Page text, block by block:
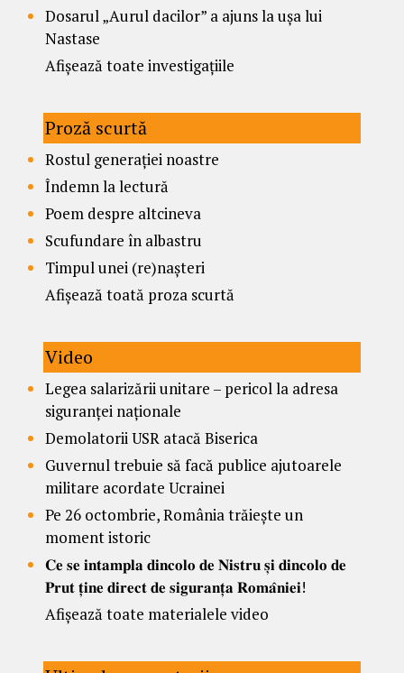
Dosarul „Aurul dacilor” a ajuns la ușa lui
Nastase
Afișează toate investigațiile
Proză scurtă
Rostul generației noastre
Îndemn la lectură
Poem despre altcineva
Scufundare în albastru
Timpul unei (re)nașteri
Afișează toată proza scurtă
Video
Legea salarizării unitare – pericol la adresa
siguranței naționale
Demolatorii USR atacă Biserica
Guvernul trebuie să facă publice ajutoarele
militare acordate Ucrainei
Pe 26 octombrie, România trăiește un
moment istoric
𝐂𝐞 𝐬𝐞 𝐢𝐧𝐭𝐚𝐦𝐩𝐥𝐚 𝐝𝐢𝐧𝐜𝐨𝐥𝐨 𝐝𝐞 𝐍𝐢𝐬𝐭𝐫𝐮 𝐬̦𝐢 𝐝𝐢𝐧𝐜𝐨𝐥𝐨 𝐝𝐞
𝐏𝐫𝐮𝐭 𝐭̦𝐢𝐧𝐞 𝐝𝐢𝐫𝐞𝐜𝐭 𝐝𝐞 𝐬𝐢𝐠𝐮𝐫𝐚𝐧𝐭̦𝐚 𝐑𝐨𝐦𝐚̂𝐧𝐢𝐞𝐢!
Afișează toate materialele video